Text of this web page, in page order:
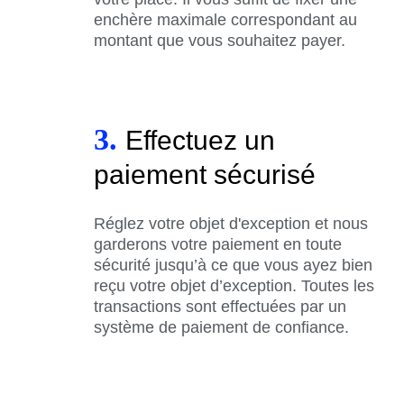
enchère maximale correspondant au
montant que vous souhaitez payer.
3. Effectuez un
paiement sécurisé
Réglez votre objet d'exception et nous
garderons votre paiement en toute
sécurité jusqu’à ce que vous ayez bien
reçu votre objet d’exception. Toutes les
transactions sont effectuées par un
système de paiement de confiance.